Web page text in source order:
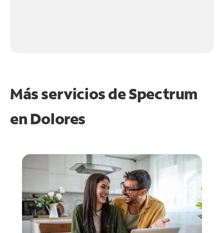
Más servicios de Spectrum
en Dolores